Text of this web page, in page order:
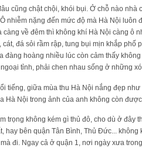
cũng chật chội, khói bụi. Ở chỗ nào nhà
nhiễm nặng đến mức độ mà Hà Nội
về đêm thì không khí Hà Nội càng ô
đá sỏi rầm rập, tung bụi mịn khắp
đàng hoàng nhiều lúc còn cảm thấy
tỉnh, phải chen nhau sống ở những
tiếng, giữa mùa thu Hà Nội nắng đẹp
Hà Nội trong ảnh của anh không còn
trọng không kém gì thủ đô, cho dù ở đây
hay bên quận Tân Bình, Thủ Đức...
đi. Ngay cả ở quận 1, nơi ngày xưa